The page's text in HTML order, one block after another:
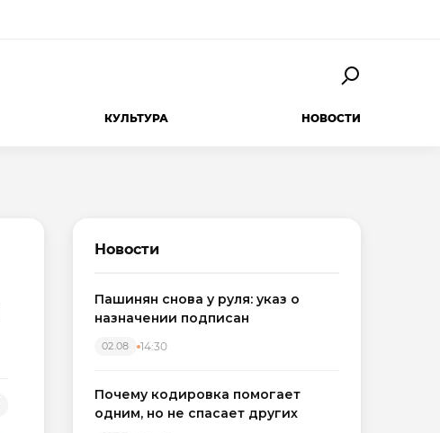
КУЛЬТУРА НОВОСТИ
Новости
Пашинян снова у руля: указ о
назначении подписан
02.08 14:30
Почему кодировка помогает
одним, но не спасает других